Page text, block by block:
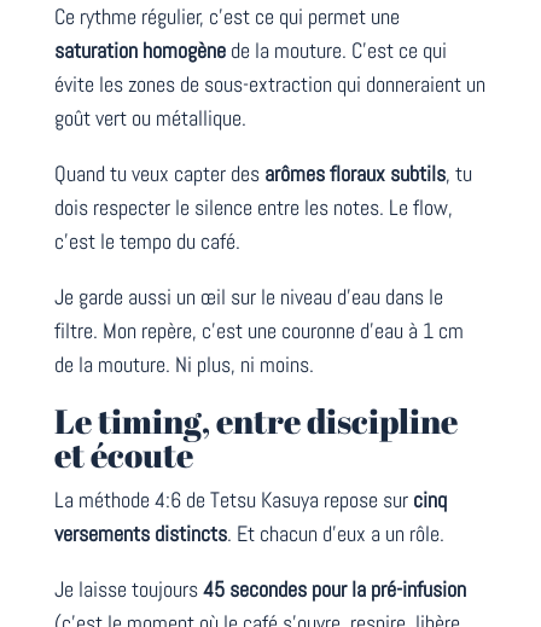
Ce rythme régulier, c’est ce qui permet une
saturation homogènede la mouture. C’est ce qui
évite les zones de sous-extraction qui donneraient un
goût vert ou métallique.
Quand tu veux capter des arômes floraux subtils, tu
dois respecter le silence entre les notes. Le flow,
c’est le tempo du café.
Je garde aussi un œil sur le niveau d’eau dans le
filtre. Mon repère, c’est une couronne d’eau à 1 cm
de la mouture. Ni plus, ni moins.
Le timing, entre discipline
et écoute
La méthode 4:6 de Tetsu Kasuya repose sur cinq
versements distincts. Et chacun d’eux a un rôle.
Je laisse toujours45 secondes pour la pré-infusion